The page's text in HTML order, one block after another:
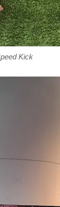
​​Kick